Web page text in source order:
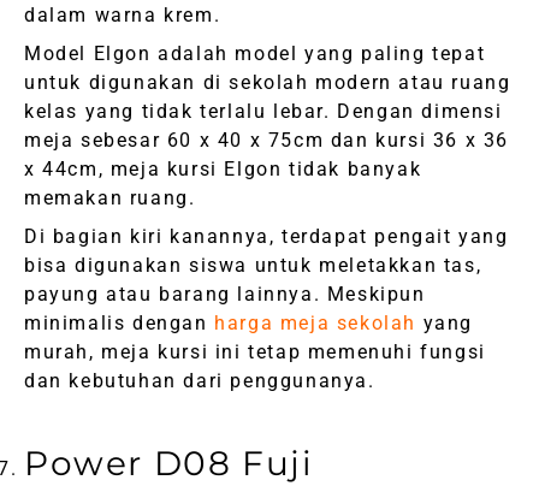
dalam warna krem.
Model Elgon adalah model yang paling tepat
untuk digunakan di sekolah modern atau ruang
kelas yang tidak terlalu lebar. Dengan dimensi
meja sebesar 60 x 40 x 75cm dan kursi 36 x 36
x 44cm, meja kursi Elgon tidak banyak
memakan ruang.
Di bagian kiri kanannya, terdapat pengait yang
bisa digunakan siswa untuk meletakkan tas,
payung atau barang lainnya. Meskipun
minimalis dengan harga meja sekolah yang
murah, meja kursi ini tetap memenuhi fungsi
dan kebutuhan dari penggunanya.
Power D08 Fuji